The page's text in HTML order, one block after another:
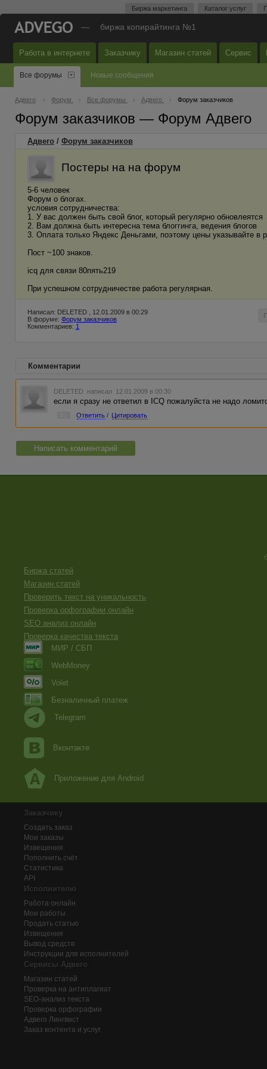
Биржа маркетинга Каталог услуг
— биржа копирайтинга №1
Работа в интернете Заказчику Магазин статей Сервис
Все форумы Новые сообщения
Адвего Форум Все форумы Адвего Форум заказчиков
Форум заказчиков — Форум Адвего
Адвего / Форум заказчиков
Постеры на на форум
5-6 человек
Форум о блогах.
условия сотрудничества:
1. У вас должен быть свой блог, который регулярно обновлеятся
2. Вам должна быть интересна тема блоггинга, ведения блогов
3. Оплата только Яндекс Деньгами, поэтому цены указывайте в
Пост ~100 знаков.
icq для связи 80пять219
При успешном сотрудничестве работа регулярная.
Написал: DELETED , 12.01.2009 в 00:29
В форуме: Форум заказчиков
Комментариев: 1
Комментарии
DELETED написал 12.01.2009 в 00:30
если я сразу не ответил в ICQ пожалуйста не надо
Ответить / Цитировать
Написать комментарий
Биржа статей
Магазин статей
Проверить текст на уникальность
Проверка орфографии онлайн
SEO анализ онлайн
Проверка качества текста
МИР / СБП
WebMoney
Volet
Безналичный платеж
Telegram
Вконтакте
Приложение для Android
Заказчику
Создать заказ
Мои заказы
Извещения
Пополнить счёт
Статистика
API
Исполнителю
Работа онлайн
Мои работы
Продать статью
Извещения
Вывод средств
Инструкции для исполнителей
Сервисы Адвего
Магазин статей
Проверка на антиплагиат
SEO-анализ текста
Проверка орфографии
Адвего Лингвист
Заказ контента и услуг